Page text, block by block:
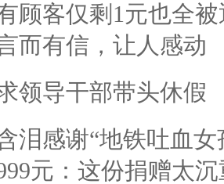
顾客仅剩1元也全
而有信，让人感动
领导干部带头休假
泪感谢“地铁吐血
元：这份捐赠太